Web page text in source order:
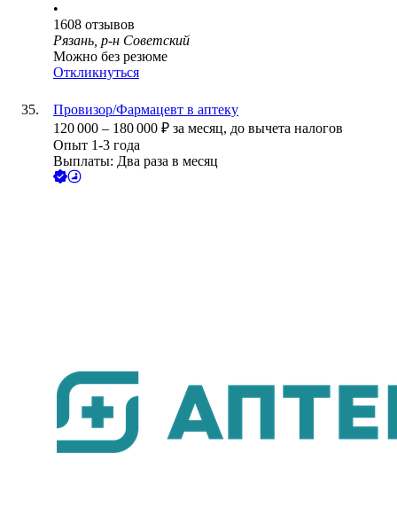
•
1608 отзывов
Рязань, р-н Советский
Можно без резюме
Откликнуться
Провизор/Фармацевт в аптеку
120 000 – 180 000 ₽ за месяц, до вычета налогов
Опыт 1-3 года
Выплаты: Два раза в месяц